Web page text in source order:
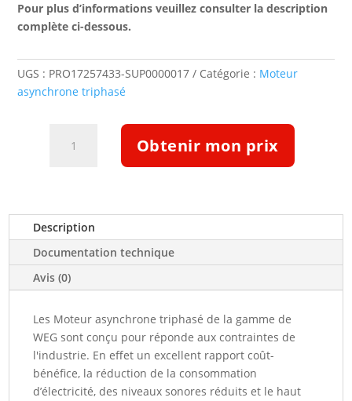
Pour plus d’informations veuillez consulter la description
complète ci-dessous.
UGS : PRO17257433-SUP0000017 Catégorie : Moteur
asynchrone triphasé
90kW
3000tr/min
B3
400/690
V
(17257433)
Obtenir mon prix
Description
Documentation technique
Avis (0)
Les Moteur asynchrone triphasé de la gamme de
WEG sont conçu pour réponde aux contraintes de
l'industrie. En effet un excellent rapport coût-
bénéfice, la réduction de la consommation
d’électricité, des niveaux sonores réduits et le haut